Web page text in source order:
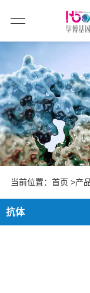
当前位置： 首页 >产
抗体